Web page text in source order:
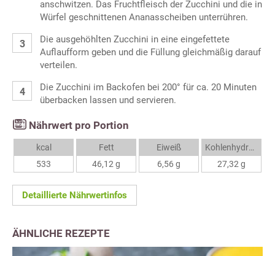
anschwitzen. Das Fruchtfleisch der Zucchini und die in
Würfel geschnittenen Ananasscheiben unterrühren.
Die ausgehöhlten Zucchini in eine eingefettete
Auflaufform geben und die Füllung gleichmäßig darauf
verteilen.
Die Zucchini im Backofen bei 200° für ca. 20 Minuten
überbacken lassen und servieren.
Nährwert pro Portion
kcal
533
Fett
46,12 g
Eiweiß
6,56 g
Kohlenhydrate
27,32 g
Detaillierte Nährwertinfos
ÄHNLICHE REZEPTE